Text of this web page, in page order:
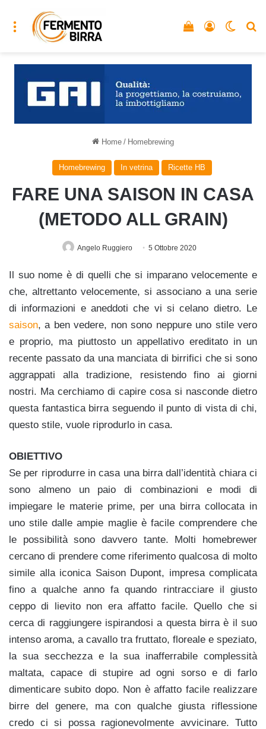
Menu Accedi
Vedi il carrello
Home / Homebrewing
Homebrewing In vetrina Ricette HB
FARE UNA SAISON IN CASA
(METODO ALL GRAIN)
Angelo Ruggiero 5 Ottobre 2020
Il suo nome è di quelli che si imparano velocemente e
che, altrettanto velocemente, si associano a una serie
di informazioni e aneddoti che vi si celano dietro. Le
saison, a ben vedere, non sono neppure uno stile vero
e proprio, ma piuttosto un appellativo ereditato in un
recente passato da una manciata di birrifici che si sono
aggrappati alla tradizione, resistendo fino ai giorni
nostri. Ma cerchiamo di capire cosa si nasconde dietro
questa fantastica birra seguendo il punto di vista di chi,
questo stile, vuole riprodurlo in casa.
OBIETTIVO
Se per riprodurre in casa una birra dall’identità chiara ci
sono almeno un paio di combinazioni e modi di
impiegare le materie prime, per una birra collocata in
uno stile dalle ampie maglie è facile comprendere che
le possibilità sono davvero tante. Molti homebrewer
cercano di prendere come riferimento qualcosa di molto
simile alla iconica Saison Dupont, impresa complicata
fino a qualche anno fa quando rintracciare il giusto
ceppo di lievito non era affatto facile. Quello che si
cerca di raggiungere ispirandosi a questa birra è il suo
intenso aroma, a cavallo tra fruttato, floreale e speziato,
la sua secchezza e la sua inafferrabile complessità
maltata, capace di stupire ad ogni sorso e di farlo
dimenticare subito dopo. Non è affatto facile realizzare
birre del genere, ma con qualche giusta riflessione
credo ci si possa ragionevolmente avvicinare. Tutto